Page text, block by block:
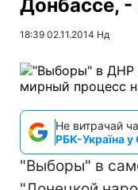
Донбассе,
18:39 02.11.2014 Нд
Не витрачай
РБК-Україна у
"Выборы" в